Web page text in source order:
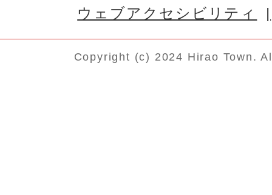
ウェブアクセシビリティ
Copyright (c) 2024 Hirao Town.